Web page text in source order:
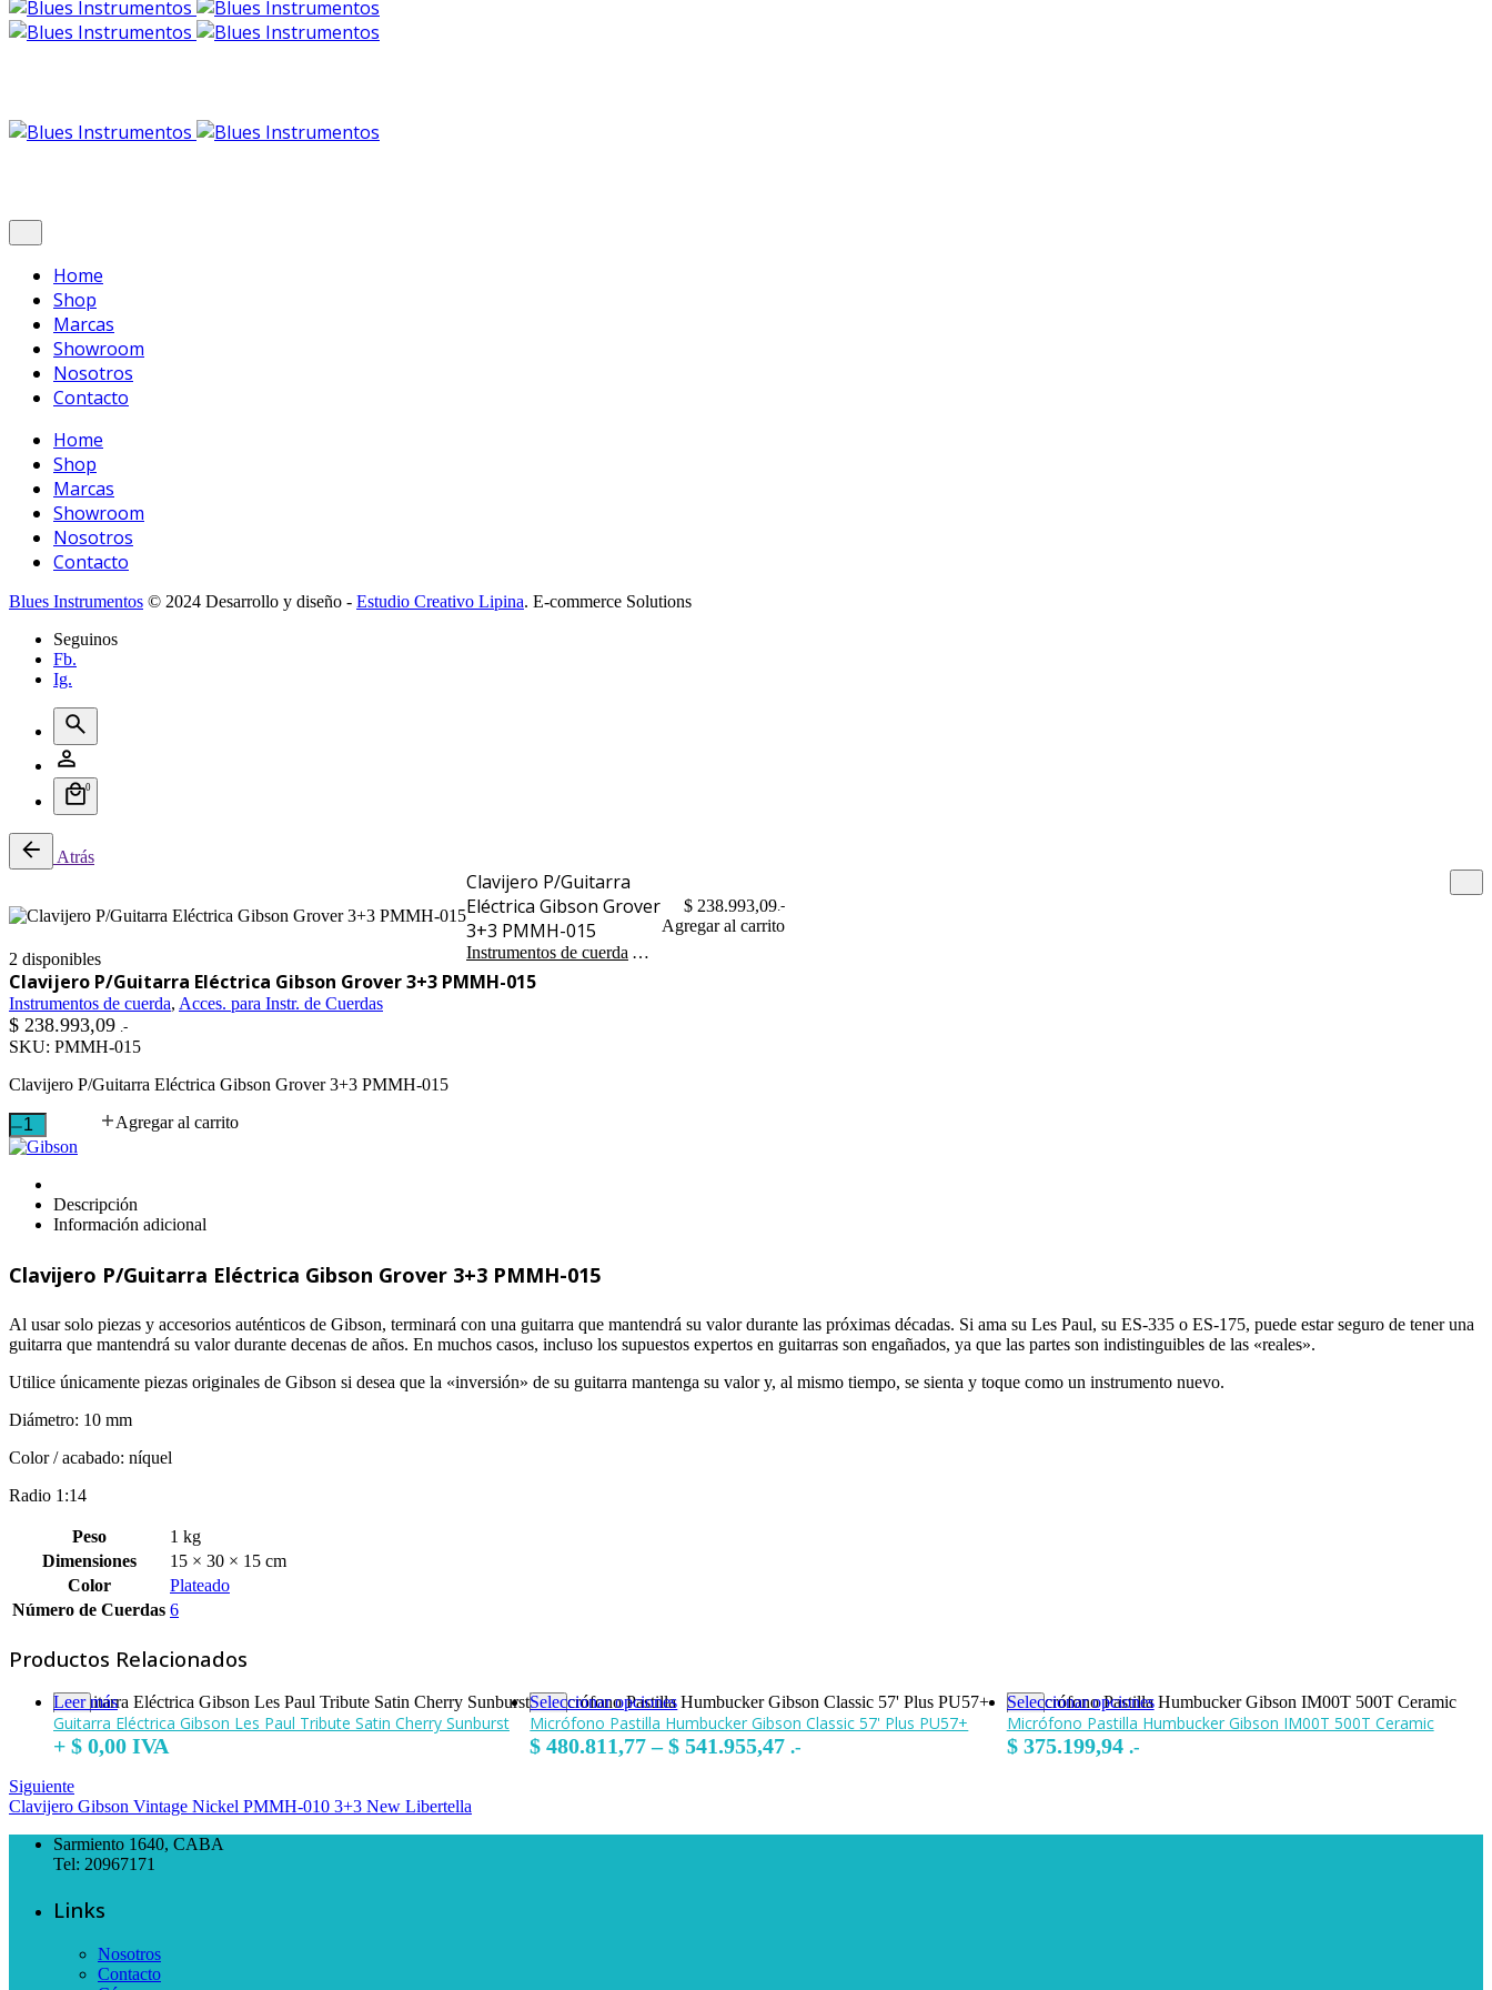
Home
Shop
Marcas
Showroom
Nosotros
Contacto
Home
Shop
Marcas
Showroom
Nosotros
Contacto
Blues Instrumentos © 2024 Desarrollo y diseño - Estudio Creativo Lipina. E-commerce Solutions
Seguinos
Fb.
Ig.
0
Atrás
Clavijero P/Guitarra
Eléctrica Gibson Grover
3+3 PMMH-015
Instrumentos de cuerda Acces. para Instr. de Cuerdas
$ 238.993,09.-
Agregar al carrito
2 disponibles
Clavijero P/Guitarra Eléctrica Gibson Grover 3+3 PMMH-015
Instrumentos de cuerda, Acces. para Instr. de Cuerdas
$ 238.993,09 .-
SKU: PMMH-015
Clavijero P/Guitarra Eléctrica Gibson Grover 3+3 PMMH-015
Clavijero
P/Guitarra
Eléctrica
Gibson
Grover
cantidad
Agregar al carrito
Descripción
Información adicional
Clavijero P/Guitarra Eléctrica Gibson Grover 3+3 PMMH-015
Al usar solo piezas y accesorios auténticos de Gibson, terminará con una guitarra que mantendrá su valor durante las próximas décadas. Si ama su Les Paul, su ES-335 o ES-175, puede estar seguro de tener una
guitarra que mantendrá su valor durante decenas de años. En muchos casos, incluso los supuestos expertos en guitarras son engañados, ya que las partes son indistinguibles de las «reales».
Utilice únicamente piezas originales de Gibson si desea que la «inversión» de su guitarra mantenga su valor y, al mismo tiempo, se sienta y toque como un instrumento nuevo.
Diámetro: 10 mm
Color / acabado: níquel
Radio 1:14
Peso
1 kg
Dimensiones
15 × 30 × 15 cm
Color
Plateado
Número de Cuerdas 6
Productos Relacionados
Leer más
Guitarra Eléctrica Gibson Les Paul Tribute Satin Cherry Sunburst
+ $ 0,00 IVA
Seleccionar opciones
Micrófono Pastilla Humbucker Gibson Classic 57' Plus PU57+
$ 480.811,77 – $ 541.955,47Rango
.-
Seleccionar opciones
Micrófono Pastilla Humbucker Gibson IM00T 500T Ceramic
$375.199,94 .-
Siguiente
Clavijero Gibson Vintage Nickel PMMH-010 3+3 New Libertella
Sarmiento 1640, CABA
Tel: 20967171
Links
Nosotros
Contacto